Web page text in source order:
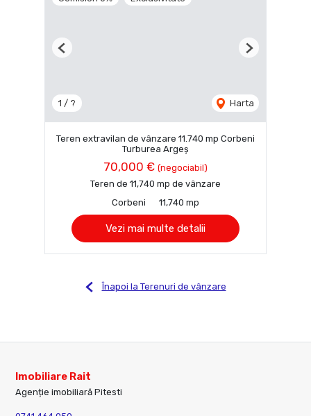
1 / ? Harta
Previous Next
Teren extravilan de vânzare 11.740 mp Corbeni
Turburea Argeș
70,000 € (negociabil)
Teren de 11,740 mp de vânzare
Corbeni
11,740 mp
Vezi mai multe detalii
Înapoi la Terenuri de vânzare
Imobiliare Rait
Agenție imobiliară Pitesti